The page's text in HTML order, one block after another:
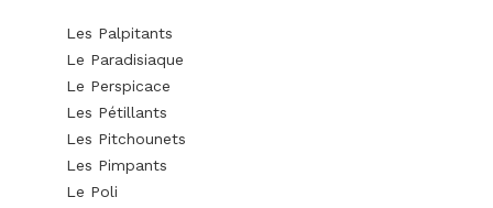
Les Palpitants
Le Paradisiaque
Le Perspicace
Les Pétillants
Les Pitchounets
Les Pimpants
Le Poli